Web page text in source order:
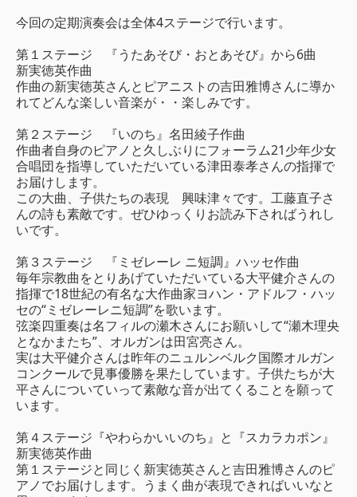
今回の定期演奏会は全体4ステージで行います。
第１ステージ 『うたあそび・おとあそび』から6曲
新実徳英作曲
作曲の新実徳英さんとピアニストの吉田雅博さんに導か
れてどんな楽しい音楽が・・楽しみです。
第２ステージ 『いのち』名田綾子作曲
作曲者自身のピアノと久しぶりにフォーラム21少年少女
合唱団を指導していただいている津田泰孝さんの指揮で
お届けします。
この大曲、子供たちの表現 興味津々です。工藤直子さ
んの詩も素敵です。ぜひゆっくりお読み下さればうれし
いです。
第３ステージ 『ミゼレーレ ニ短調』ハッセ作曲
毎年宗教曲をとりあげていただいている大平健介さんの
指揮で18世紀の有名な大作曲家ヨハン・アドルフ・ハッ
セの“ミゼレーレニ短調”を歌います。
弦楽四重奏は名フィルの瀬木さんにお願いして“瀬木理央
となかまたち”、オルガンは田宮亮さん。
実は大平健介さんは昨年のニュルンベルク国際オルガン
コンクールで見事優勝を果たしています。子供たちが大
平さんについていって素敵な音が出てくることを願って
います。
第４ステージ『やわらかいいのち』と『スカラカポン』
新実徳英作曲
第１ステージと同じく新実徳英さんと吉田雅博さんのピ
アノでお届けします。うまく曲が表現できればいいなと